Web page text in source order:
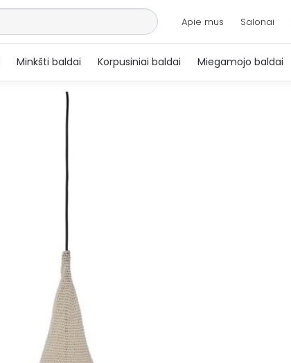
Apie mus Salonai
Minkšti baldai Korpusiniai baldai Miegamojo baldai